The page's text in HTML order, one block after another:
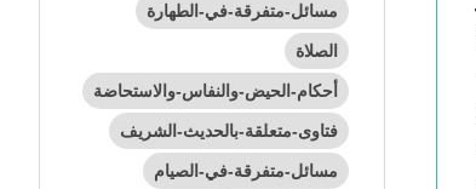
مسائل-متفرقة-في-الطهارة
الصلاة
أحكام-الحيض-والنفاس-والاستحاضة
فتاوى-متعلقة-بالحديث-الشريف
مسائل-متفرقة-في-الصيام